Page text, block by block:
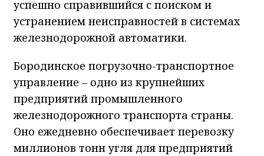
успешно справившийся с поиском и
устранением неисправностей в системах
железнодорожной автоматики.
Бородинское погрузочно-транспортное
управление – одно из крупнейших
предприятий промышленного
железнодорожного транспорта страны.
Оно ежедневно обеспечивает перевозку
миллионов тонн угля для предприятий